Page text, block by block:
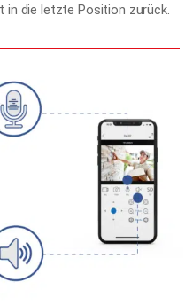
in die letzte Position zurück.